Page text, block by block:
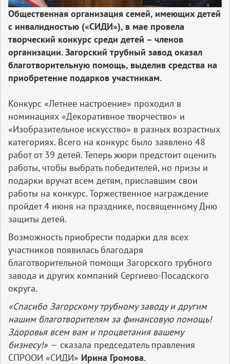
Общественная организация семей, имеющих детей
с инвалидностью («СИДИ»), в мае провела
творческий конкурс среди детей – членов
организации. Загорский трубный завод оказал
благотворительную помощь, выделив средства на
приобретение подарков участникам.
Конкурс «Летнее настроение» проходил в
номинациях «Декоративное творчество» и
«Изобразительное искусство» в разных возрастных
категориях. Всего на конкурс было заявлено 48
работ от 39 детей. Теперь жюри предстоит оценить
работы, чтобы выбрать победителей, но призы и
подарки вручат всем детям, приславшим свои
работы на конкурс. Торжественное награждение
пройдет 4 июня на празднике, посвященному Дню
защиты детей.
Возможность приобрести подарки для всех
участников появилась благодаря
благотворительной помощи Загорского трубного
завода и других компаний Сергиево-Посадского
округа.
«Спасибо Загорскому трубному заводу и другим
нашим благотворителям за финансовую помощь!
Здоровья всем вам и процветания вашему
бизнесу!» — сказала председатель правления
СПРООИ «СИДИ» Ирина Громова.